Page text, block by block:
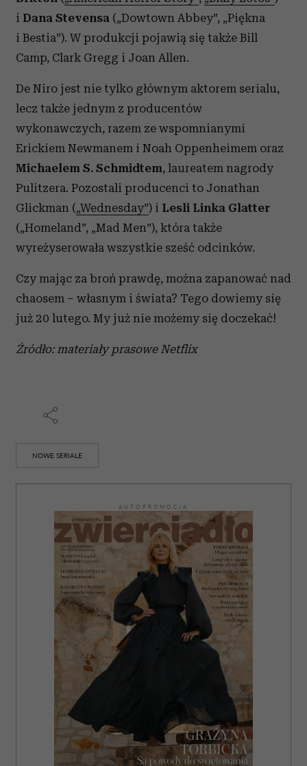
Wykorzystujemy pliki cookie do spersonalizowania treści
i reklam, aby oferować funkcje społecznościowe i
analizować ruch w naszej witrynie. Informacje o tym, jak
korzystasz z naszej witryny, udostępniamy partnerom
Partnerzy mogą połączyć te informacje z innymi danymi
otrzymanymi od Ciebie lub uzyskanymi podczas
korzystania z ich usług.
i Dana Stevensa („Dowtown Abbey”, „Piękna
i Bestia”). W produkcji pojawią się także Bill
Camp, Clark Gregg i Joan Allen.
De Niro jest nie tylko głównym aktorem serialu,
lecz także jednym z producentów
wykonawczych, razem ze wspomnianymi
Erickiem Newmanem i Noah Oppenheimem oraz
Michaelem S. Schmidtem, laureatem nagrody
Pulitzera. Pozostali producenci to Jonathan
Glickman („Wednesday”) i Lesli Linka Glatter
(„Homeland”, „Mad Men”), która także
wyreżyserowała wszystkie sześć odcinków.
Czy mając za broń prawdę, można zapanować nad
chaosem – własnym i świata? Tego dowiemy się
już 20 lutego. My już nie możemy się doczekać!
Źródło: materiały prasowe Netflix
NOWE SERIALE
AUTOPROMOCJA